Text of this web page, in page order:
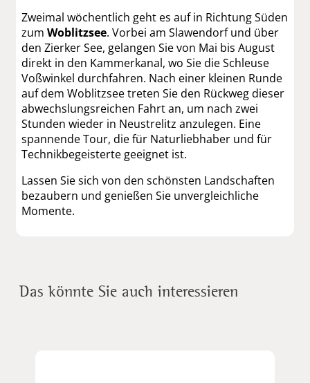
Zweimal wöchentlich geht es auf in Richtung Süden
zum Woblitzsee. Vorbei am Slawendorf und über
den Zierker See, gelangen Sie von Mai bis August
direkt in den Kammerkanal, wo Sie die Schleuse
Voßwinkel durchfahren. Nach einer kleinen Runde
auf dem Woblitzsee treten Sie den Rückweg dieser
abwechslungsreichen Fahrt an, um nach zwei
Stunden wieder in Neustrelitz anzulegen. Eine
spannende Tour, die für Naturliebhaber und für
Technikbegeisterte geeignet ist.
Lassen Sie sich von den schönsten Landschaften
bezaubern und genießen Sie unvergleichliche
Momente.
Das könnte Sie auch interessieren